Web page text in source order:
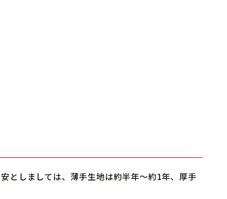
としましては、薄手生地は約半年～約1年、厚手